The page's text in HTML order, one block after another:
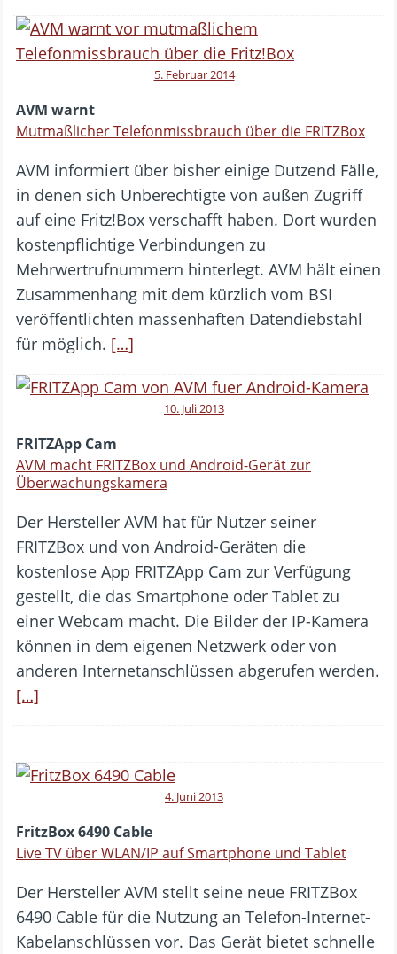
5. Februar 2014
AVM warnt
Mutmaßlicher Telefonmissbrauch über die FRITZBox
AVM informiert über bisher einige Dutzend Fälle,
in denen sich Unberechtigte von außen Zugriff
auf eine Fritz!Box verschafft haben. Dort wurden
kostenpflichtige Verbindungen zu
Mehrwertrufnummern hinterlegt. AVM hält einen
Zusammenhang mit dem kürzlich vom BSI
veröffentlichten massenhaften Datendiebstahl
für möglich. […]
10. Juli 2013
FRITZApp Cam
AVM macht FRITZBox und Android-Gerät zur
Überwachungskamera
Der Hersteller AVM hat für Nutzer seiner
FRITZBox und von Android-Geräten die
kostenlose App FRITZApp Cam zur Verfügung
gestellt, die das Smartphone oder Tablet zu
einer Webcam macht. Die Bilder der IP-Kamera
können in dem eigenen Netzwerk oder von
anderen Internetanschlüssen abgerufen werden.
[…]
4. Juni 2013
FritzBox 6490 Cable
Live TV über WLAN/IP auf Smartphone und Tablet
Der Hersteller AVM stellt seine neue FRITZBox
6490 Cable für die Nutzung an Telefon-Internet-
Kabelanschlüssen vor. Das Gerät bietet schnelle